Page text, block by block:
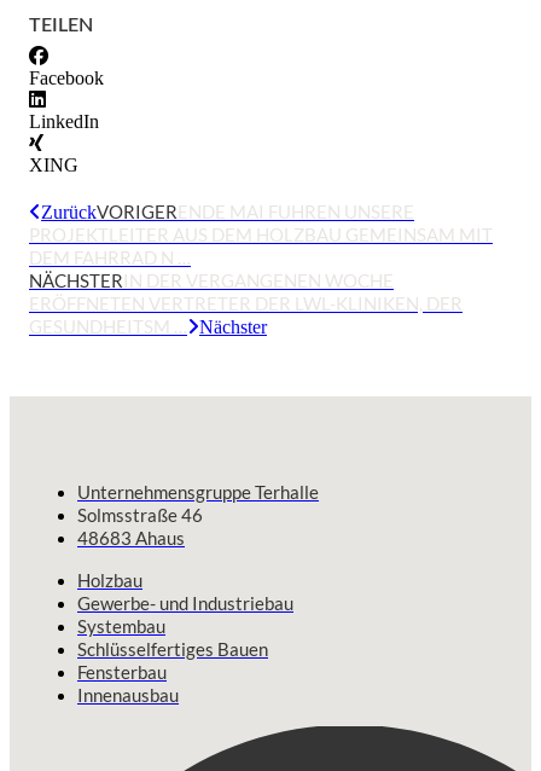
TEILEN
Facebook
LinkedIn
XING
ZurückVORIGERENDE MAI FUHREN UNSERE
PROJEKTLEITER AUS DEM HOLZBAU GEMEINSAM MIT
DEM FAHRRAD N …
NÄCHSTERIN DER VERGANGENEN WOCHE
ERÖFFNETEN VERTRETER DER LWL-KLINIKEN, DER
GESUNDHEITSM …
Nächster
Unternehmensgruppe Terhalle
Solmsstraße 46
48683 Ahaus
Holzbau
Gewerbe- und Industriebau
Systembau
Schlüsselfertiges Bauen
Fensterbau
Innenausbau